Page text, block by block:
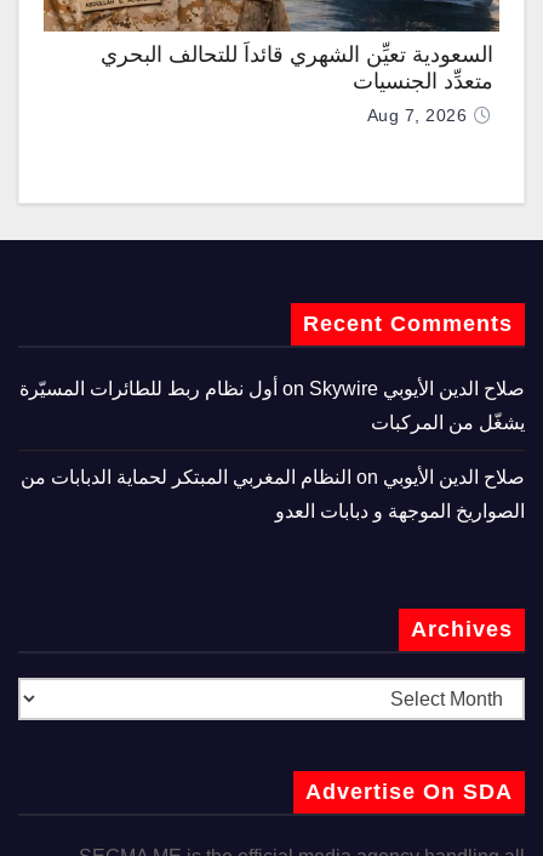
السعودية تعيِّن الشهري قائداً للتحالف البحري
متعدِّد الجنسيات
Aug 7, 2026
Recent Comments
صلاح الدين الأيوبي
Skywire أول نظام ربط للطائرات المسيّرة
يشغّل من المركبات
صلاح الدين الأيوبي
النظام المغربي المبتكر لحماية الدبابات من
الصواريخ الموجهة و دبابات العدو
Archives
Advertise On SDA